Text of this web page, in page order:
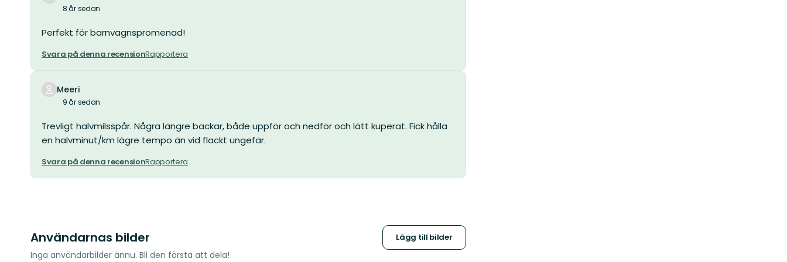
8 år sedan
Perfekt för barnvagnspromenad!
Svara på denna recensionRapportera
Meeri
9 år sedan
Trevligt halvmilsspår. Några längre backar, både uppför och nedför och lätt kuperat. Fick hålla
en halvminut/km lägre tempo än vid flackt ungefär.
Svara på denna recensionRapportera
Användarnas bilder Lägg till bilder
Inga användarbilder ännu. Bli den första att dela!